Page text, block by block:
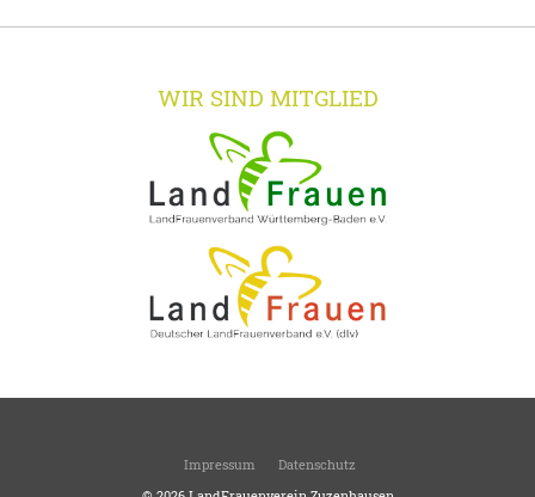
WIR SIND MITGLIED
Impressum
Datenschutz